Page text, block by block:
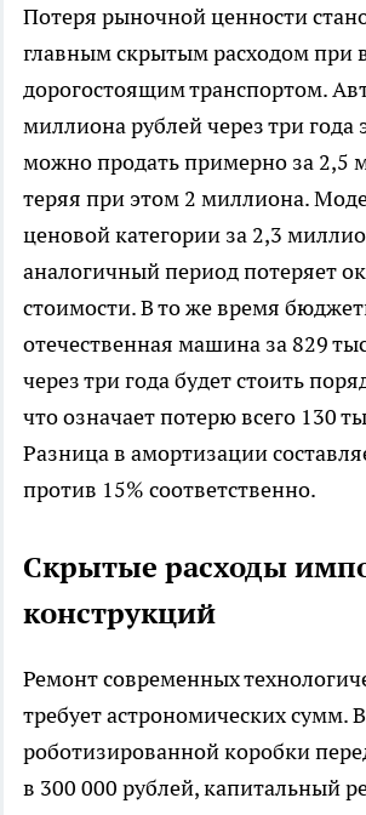
Потеря рыночной ценности
главным скрытым расходом при
дорогостоящим транспортом.
миллиона рублей через три года
можно продать примерно за 2,5
теряя при этом 2 миллиона.
ценовой категории за 2,3
аналогичный период потеряет
стоимости. В то же время
отечественная машина за 829
через три года будет стоить
что означает потерю всего 130
Разница в амортизации
против 15% соответственно.​
Скрытые расходы
конструкций
Ремонт современных
требует астрономических сумм.
роботизированной коробки
в 300 000 рублей, капитальный